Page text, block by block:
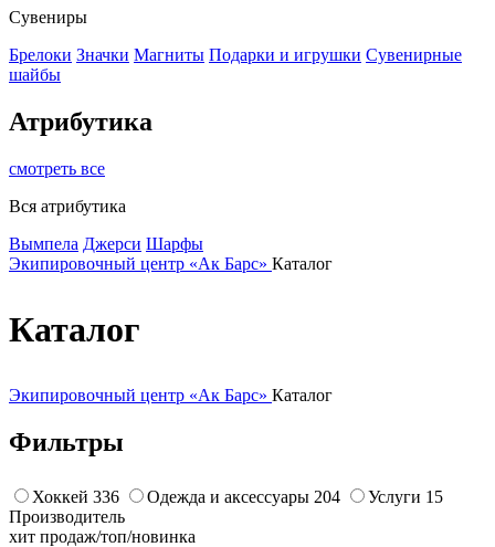
Сувениры
Брелоки Значки Магниты Подарки и игрушки Сувенирные
шайбы
Атрибутика
смотреть все
Вся атрибутика
Вымпела Джерси Шарфы
Экипировочный центр «Ак Барс» Каталог
Каталог
Экипировочный центр «Ак Барс» Каталог
Фильтры
Хоккей 336 Одежда и аксессуары 204 Услуги 15
Производитель
хит продаж/топ/новинка